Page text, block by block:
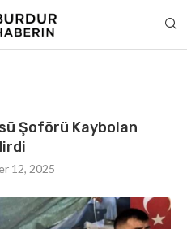
Şoförü Kaybolan
12, 2025